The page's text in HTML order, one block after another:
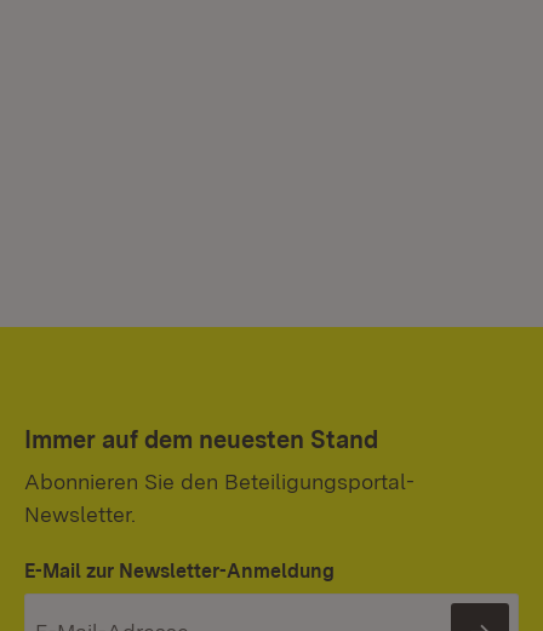
Immer auf dem neuesten Stand
Abonnieren Sie den Beteiligungsportal-
Newsletter.
E-Mail zur Newsletter-Anmeldung